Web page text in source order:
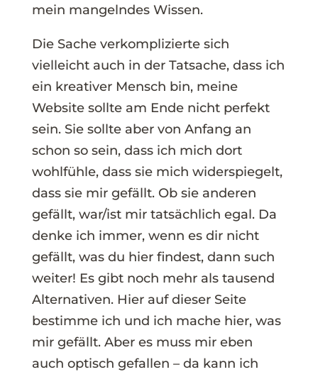
mein mangelndes Wissen.
Die Sache verkomplizierte sich
vielleicht auch in der Tatsache, dass ich
ein kreativer Mensch bin, meine
Website sollte am Ende nicht perfekt
sein. Sie sollte aber von Anfang an
schon so sein, dass ich mich dort
wohlfühle, dass sie mich widerspiegelt,
dass sie mir gefällt. Ob sie anderen
gefällt, war/ist mir tatsächlich egal. Da
denke ich immer, wenn es dir nicht
gefällt, was du hier findest, dann such
weiter! Es gibt noch mehr als tausend
Alternativen. Hier auf dieser Seite
bestimme ich und ich mache hier, was
mir gefällt. Aber es muss mir eben
auch optisch gefallen – da kann ich